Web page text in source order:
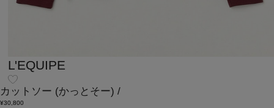
L'EQUIPE
カットソー (かっとそー) /
¥30,800